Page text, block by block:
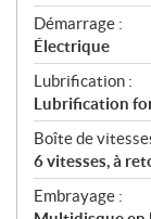
Démarrage :
Électrique
Lubrification :
Lubrification
Boîte de
6 vitesses, à
Embrayage :